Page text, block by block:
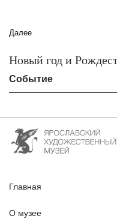
Далее
Новый год и
Событие
Главная
О музее